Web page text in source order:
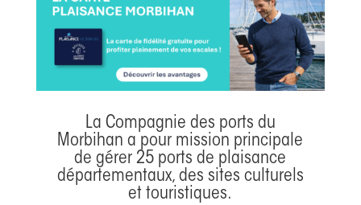
La Compagnie des ports du
Morbihan a pour mission principale
de gérer 25 ports de plaisance
départementaux, des sites culturels
et touristiques.